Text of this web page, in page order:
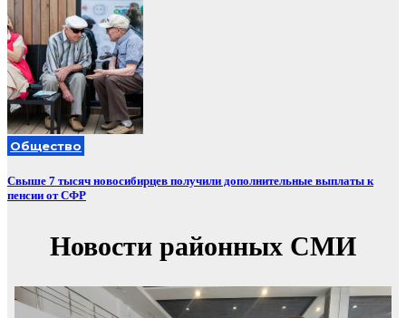
Общество
Свыше 7 тысяч новосибирцев получили дополнительные выплаты к
пенсии от СФР